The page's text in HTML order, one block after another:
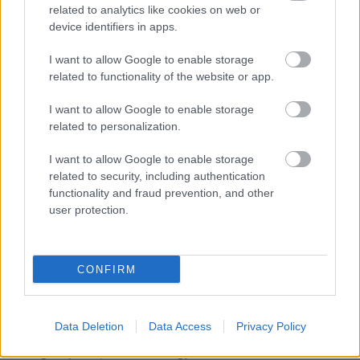
related to analytics like cookies on web or
device identifiers in apps.
I want to allow Google to enable storage
related to functionality of the website or app.
I want to allow Google to enable storage
related to personalization.
I want to allow Google to enable storage
related to security, including authentication
functionality and fraud prevention, and other
user protection.
CONFIRM
Data Deletion Data Access Privacy Policy
Nagyon nagy gratuláció Bútor Robinak és Tagai Robinak
egy kivétellel az összes gyorsaságit megnyerték a
kategóriájukba, és hatalmas győzelmet arattak.